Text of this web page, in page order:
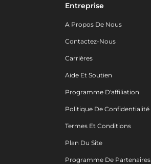
Entreprise
A Propos De Nous
Contactez-Nous
Carrières
Aide Et Soutien
Programme D'affiliation
Politique De Confidentialité
Termes Et Conditions
Plan Du Site
Programme De Partenaires